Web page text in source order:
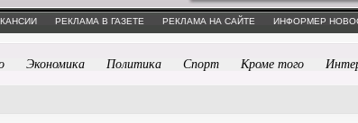
РЕКЛАМА В ГАЗЕТЕ РЕКЛАМА НА САЙТЕ ИНФОРМЕР
Экономика Политика Спорт Кроме того